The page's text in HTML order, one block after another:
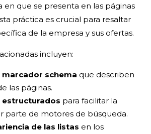
en que se presenta en las páginas
práctica es crucial para resaltar
de la empresa y sus ofertas.
incluyen:
schema que describen
las páginas.
estructurados para facilitar la
parte de motores de búsqueda.
de las listas en los